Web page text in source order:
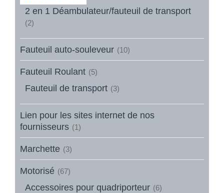
2 en 1 Déambulateur/fauteuil de transport
(2)
Fauteuil auto-souleveur (10)
Fauteuil Roulant (5)
Fauteuil de transport (3)
Lien pour les sites internet de nos
fournisseurs (1)
Marchette (3)
Motorisé (67)
Accessoires pour quadriporteur (6)